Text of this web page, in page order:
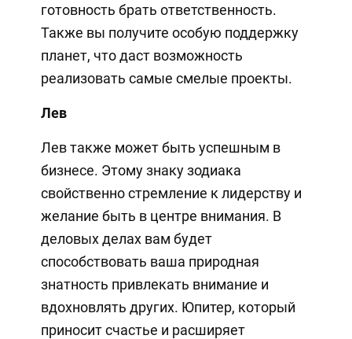
готовность брать ответственность.
Также вы получите особую поддержку
планет, что даст возможность
реализовать самые смелые проекты.
Лев
Лев также может быть успешным в
бизнесе. Этому знаку зодиака
свойственно стремление к лидерству и
желание быть в центре внимания. В
деловых делах вам будет
способствовать ваша природная
знатность привлекать внимание и
вдохновлять других. Юпитер, который
приносит счастье и расширяет